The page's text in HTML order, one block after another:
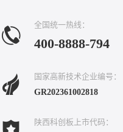
全国统一热线：
400-8888-794
国家高新技术企业编号：
GR202361002818
陕西科创板上市代码：